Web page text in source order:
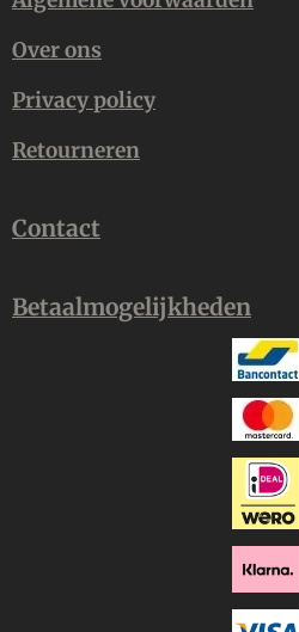
Over ons
Privacy policy
Retourneren
Contact
Betaalmogelijkheden